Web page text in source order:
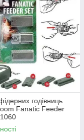
годівниць
Fanatic Feeder